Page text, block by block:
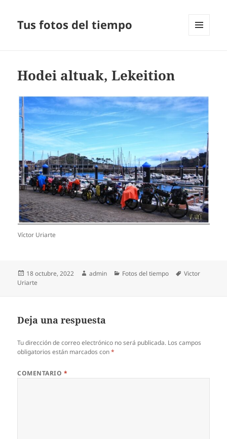
Tus fotos del tiempo
Hodei altuak, Lekeition
Víctor Uriarte
Publicado
el
18 octubre, 2022 Autor
admin Categorías
Fotos del tiempo Etiquetas
Victor
Uriarte
Deja una respuesta
Tu dirección de correo electrónico no será publicada. Los campos
obligatorios están marcados con*
COMENTARIO *